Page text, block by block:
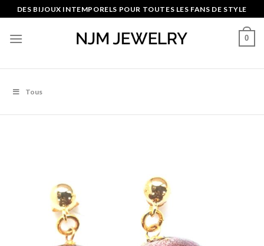
to
content
DES BIJOUX INTEMPORELS POUR TOUTES LES FANS DE STYLE
0
Tous